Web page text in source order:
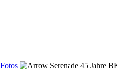
Fotos Serenade 45 Jahre